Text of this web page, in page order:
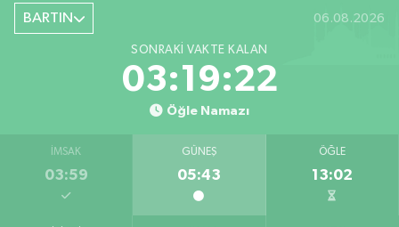
Şiremirçavuş Mahallesi, Kırıkçı Zeliha Ana Sokak No:20 8 Merkez Bartın
0 (378) 227 85 45
BARTIN 06.08.2026
SONRAKI VAKTE KALAN
03:19:21
Öğle Namazı
İMSAK
03:59
GÜNEŞ
05:43
ÖĞLE
13:02